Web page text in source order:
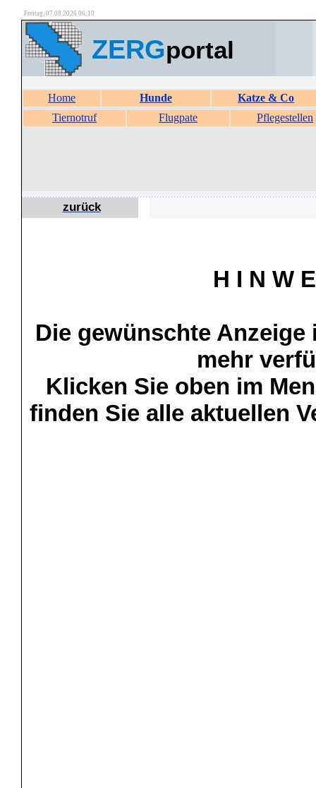
Freitag, 07.08.2026 06:10
ZERGportal
Home Hunde
Katze & Co
Tiernotruf
Flugpate Pflegestellen
zurück
H I N W
Die gewünschte
mehr
Klicken Sie oben im
finden Sie alle aktuellen